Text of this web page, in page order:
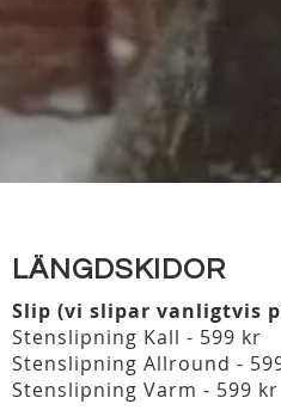
LÄNGDSKIDOR
Slip (vi slipar vanligtvis
Stenslipning Kall - 599 kr
Stenslipning Allround -
Stenslipning Varm - 599 kr